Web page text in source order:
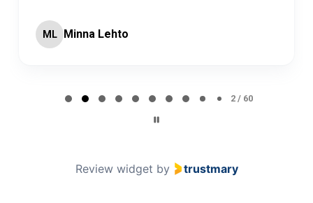
ML Minna Lehto
2 / 60
Review widget by trustmary